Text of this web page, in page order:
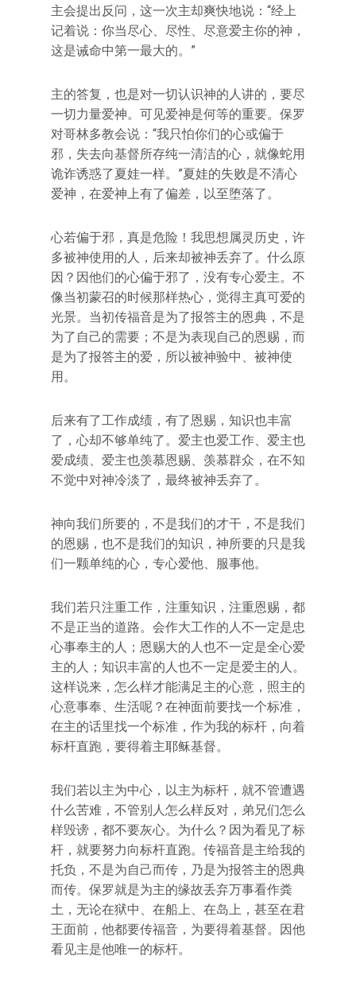
主会提出反问，这一次主却爽快地说：“经上
记着说：你当尽心、尽性、尽意爱主你的神，
这是诫命中第一最大的。”
主的答复，也是对一切认识神的人讲的，要尽
一切力量爱神。可见爱神是何等的重要。保罗
对哥林多教会说：“我只怕你们的心或偏于
邪，失去向基督所存纯一清洁的心，就像蛇用
诡诈诱惑了夏娃一样。”夏娃的失败是不清心
爱神，在爱神上有了偏差，以至堕落了。
心若偏于邪，真是危险！我思想属灵历史，许
多被神使用的人，后来却被神丢弃了。什么原
因？因他们的心偏于邪了，没有专心爱主。不
像当初蒙召的时候那样热心，觉得主真可爱的
光景。当初传福音是为了报答主的恩典，不是
为了自己的需要；不是为表现自己的恩赐，而
是为了报答主的爱，所以被神验中、被神使
用。
后来有了工作成绩，有了恩赐，知识也丰富
了，心却不够单纯了。爱主也爱工作、爱主也
爱成绩、爱主也羡慕恩赐、羡慕群众，在不知
不觉中对神冷淡了，最终被神丢弃了。
神向我们所要的，不是我们的才干，不是我们
的恩赐，也不是我们的知识，神所要的只是我
们一颗单纯的心，专心爱他、服事他。
我们若只注重工作，注重知识，注重恩赐，都
不是正当的道路。会作大工作的人不一定是忠
心事奉主的人；恩赐大的人也不一定是全心爱
主的人；知识丰富的人也不一定是爱主的人。
这样说来，怎么样才能满足主的心意，照主的
心意事奉、生活呢？在神面前要找一个标准，
在主的话里找一个标准，作为我的标杆，向着
标杆直跑，要得着主耶稣基督。
我们若以主为中心，以主为标杆，就不管遭遇
什么苦难，不管别人怎么样反对，弟兄们怎么
样毁谤，都不要灰心。为什么？因为看见了标
杆，就要努力向标杆直跑。传福音是主给我的
托负，不是为自己而传，乃是为报答主的恩典
而传。保罗就是为主的缘故丢弃万事看作粪
土，无论在狱中、在船上、在岛上，甚至在君
王面前，他都要传福音，为要得着基督。因他
看见主是他唯一的标杆。